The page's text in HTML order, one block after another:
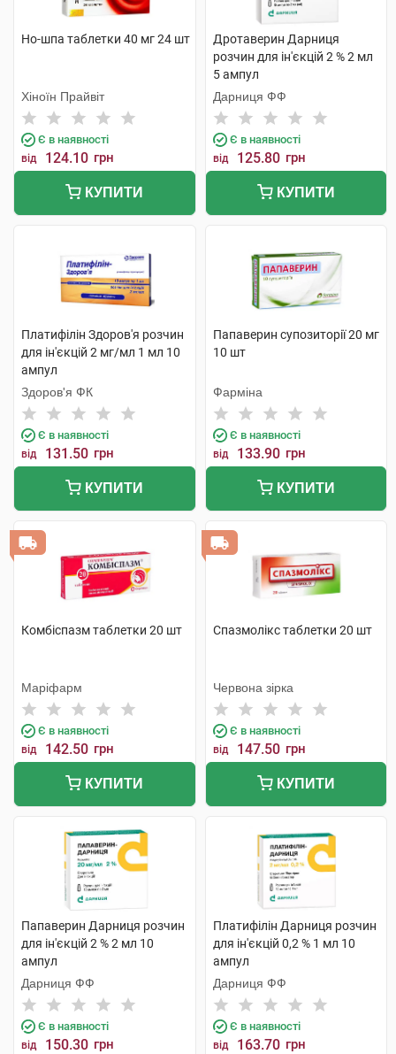
Но-шпа таблетки 40 мг 24 шт
Хіноїн Прайвіт
Є в наявності
від 124.10 грн
КУПИТИ
Дротаверин Дарниця
розчин для ін'єкцій 2 % 2 мл
5 ампул
Дарниця ФФ
Є в наявності
від 125.80 грн
КУПИТИ
Платифілін Здоров'я розчин
для ін'єкцій 2 мг/мл 1 мл 10
ампул
Здоров'я ФК
Є в наявності
від 131.50 грн
КУПИТИ
Папаверин супозиторії 20 мг
10 шт
Фарміна
Є в наявності
від 133.90 грн
КУПИТИ
Комбіспазм таблетки 20 шт
Маріфарм
Є в наявності
від 142.50 грн
КУПИТИ
Спазмолікс таблетки 20 шт
Червона зірка
Є в наявності
від 147.50 грн
КУПИТИ
Папаверин Дарниця розчин
для ін'єкцій 2 % 2 мл 10
ампул
Дарниця ФФ
Є в наявності
від 150.30 грн
Платифілін Дарниця розчин
для ін'єкцій 0,2 % 1 мл 10
ампул
Дарниця ФФ
Є в наявності
від 163.70 грн